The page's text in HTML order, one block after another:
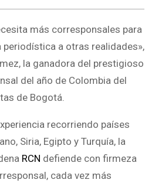
más corresponsales para
a otras realidades»,
la ganadora del prestigioso
del año de Colombia del
de Bogotá.
recorriendo países
Siria, Egipto y Turquía, la
RCN defiende con firmeza
cada vez más